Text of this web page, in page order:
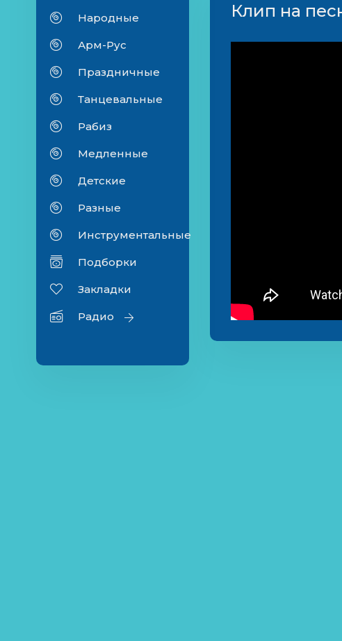
Народные
Арм-Рус
Праздничные
Танцевальные
Рабиз
Медленные
Детские
Разные
Инструментальные
Подборки
Закладки
Радио
Клип на